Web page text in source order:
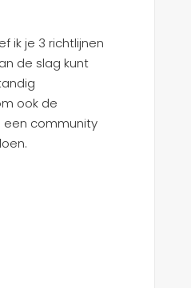
ik je 3 richtlijnen
de slag kunt
ook de
een community